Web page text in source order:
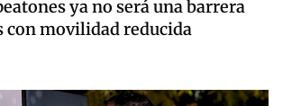
ya no será una barrera
con movilidad reducida